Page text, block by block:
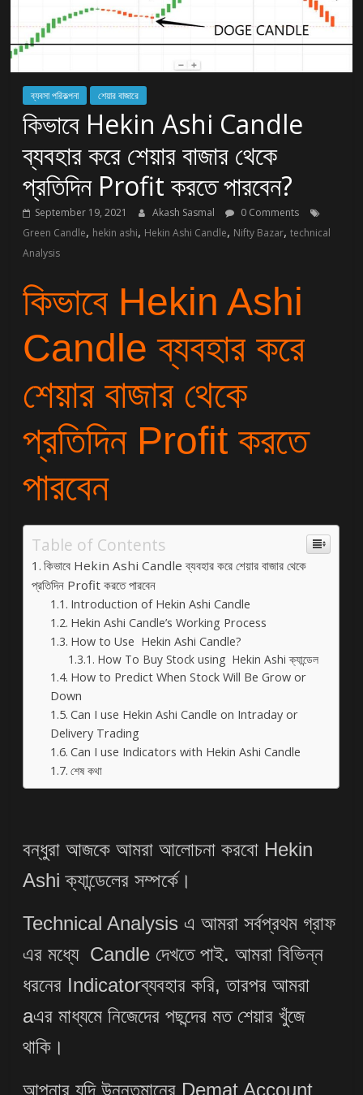
ব্যবসা পরিকল্পনা শেয়ার বাজারে
কিভাবে Hekin Ashi Candle
ব্যবহার করে শেয়ার বাজার থেকে
প্রতিদিন Profit করতে পারবেন?
September 19, 2021 Akash Sasmal
0 Comments
Green Candle, hekin ashi, Hekin Ashi Candle, Nifty Bazar,technical
Analysis
কিভাবে Hekin Ashi
Candle ব্যবহার করে
শেয়ার বাজার থেকে
প্রতিদিন Profit করতে
পারবেন
Table of Contents
কিভাবে Hekin Ashi Candle ব্যবহার করে শেয়ার বাজার থেকে
প্রতিদিন Profit করতে পারবেন
Introduction of Hekin Ashi Candle
Hekin Ashi Candle’s Working Process
How to Use Hekin Ashi Candle?
How To Buy Stock using Hekin Ashi ক্যান্ডেল
How to Predict When Stock Will Be Grow or
Down
Can I use Hekin Ashi Candle on Intraday or
Delivery Trading
Can I use Indicators with Hekin Ashi Candle
শেষ কথা
বন্ধুরা আজকে আমরা আলোচনা করবো Hekin
Ashi ক্যান্ডেলের সম্পর্কে।
Technical Analysis এ আমরা সর্বপ্রথম গ্রাফ
এর মধ্যে Candle দেখতে পাই. আমরা বিভিন্ন
ধরনের Indicatorব্যবহার করি, তারপর আমরা
aএর মাধ্যমে নিজেদের পছন্দের মত শেয়ার খুঁজে
থাকি।
আপনার যদি উন্নতমানের Demat Account